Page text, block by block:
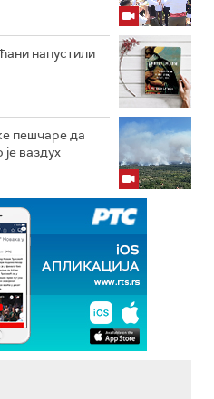
напустили
пешчаре да
ваздух